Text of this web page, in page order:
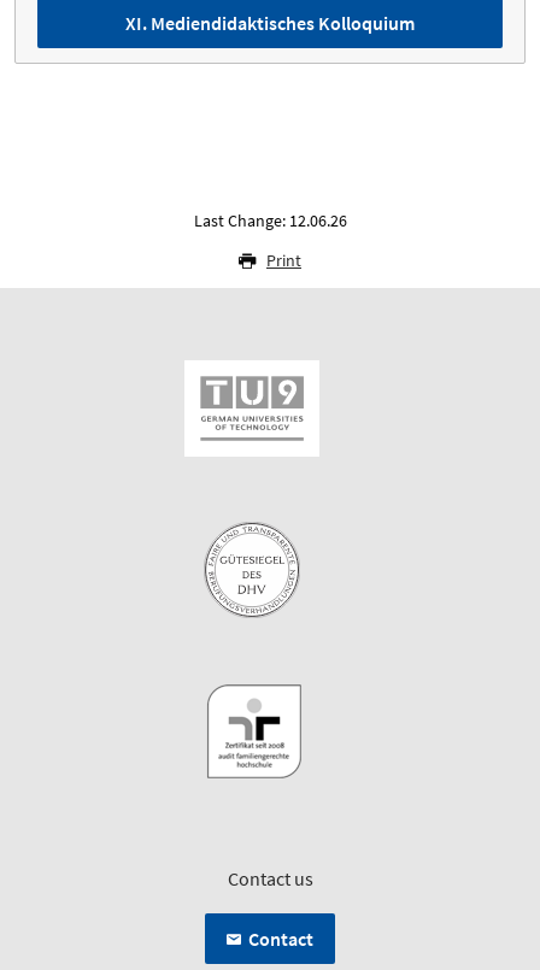
XI. Mediendidaktisches Kolloquium
Last Change: 12.06.26
Print
Contact us
Contact